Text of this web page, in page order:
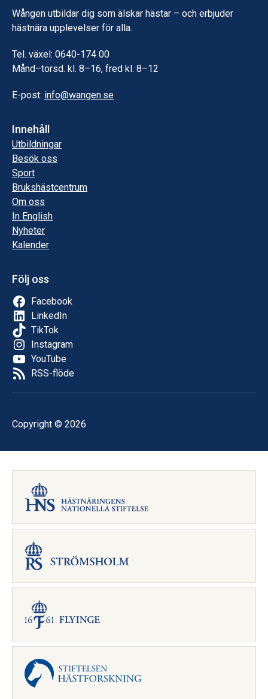
Wången utbildar dig som älskar hästar – och erbjuder
hästnära upplevelser för alla.
Tel. växel: 0640-174 00
Månd–torsd. kl. 8–16, fred kl. 8–12
E-post: info@wangen.se
Innehåll
Utbildningar
Besök oss
Sport
Brukshästcentrum
Om oss
In English
Nyheter
Kalender
Följ oss
Facebook
LinkedIn
TikTok
Instagram
YouTube
RSS-flöde
Copyright © 2026